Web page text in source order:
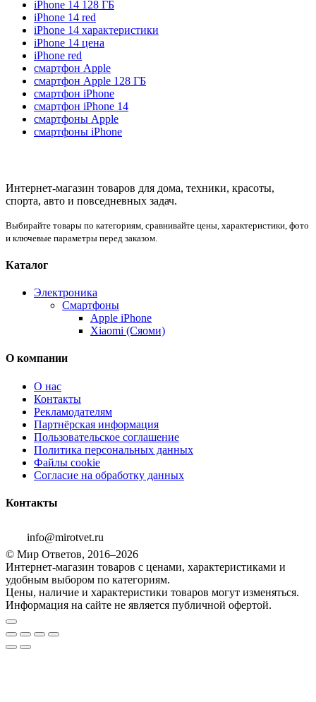
iPhone 14 128 ГБ
iPhone 14 red
iPhone 14 характеристики
iPhone 14 цена
iPhone red
смартфон Apple
смартфон Apple 128 ГБ
смартфон iPhone
смартфон iPhone 14
смартфоны Apple
смартфоны iPhone
Интернет-магазин товаров для дома, техники, красоты,
спорта, авто и повседневных задач.
Выбирайте товары по категориям, сравнивайте цены, характеристики, фото
и ключевые параметры перед заказом.
Каталог
Электроника
Смартфоны
Apple iPhone
Xiaomi (Сяоми)
О компании
О нас
Контакты
Рекламодателям
Партнёрская информация
Пользовательское соглашение
Политика персональных данных
Файлы cookie
Согласие на обработку данных
Контакты
info@mirotvet.ru
© Мир Ответов, 2016–2026
Интернет-магазин товаров с ценами, характеристиками и
удобным выбором по категориям.
Цены, наличие и характеристики товаров могут изменяться.
Информация на сайте не является публичной офертой.